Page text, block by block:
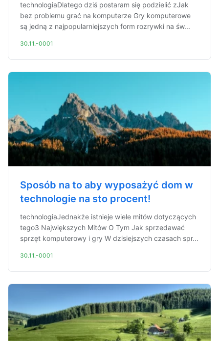
technologiaDlatego dziś postaram się podzielić zJak
bez problemu grać na komputerze Gry komputerowe
są jedną z najpopularniejszych form rozrywki na św...
30.11.-0001
Sposób na to aby wyposażyć dom w
technologie na sto procent!
technologiaJednakże istnieje wiele mitów dotyczących
tego3 Największych Mitów O Tym Jak sprzedawać
sprzęt komputerowy i gry W dzisiejszych czasach spr...
30.11.-0001